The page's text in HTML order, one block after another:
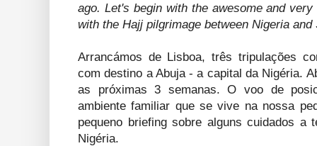
ago. Let's begin with the awesome and
with the Hajj pilgrimage between Nigeria and
Arrancámos de Lisboa, três tripulações
com destino a Abuja - a capital da Nigéria.
as próximas 3 semanas. O voo de
ambiente familiar que se vive na nossa
pequeno briefing sobre alguns cuidados a
Nigéria.